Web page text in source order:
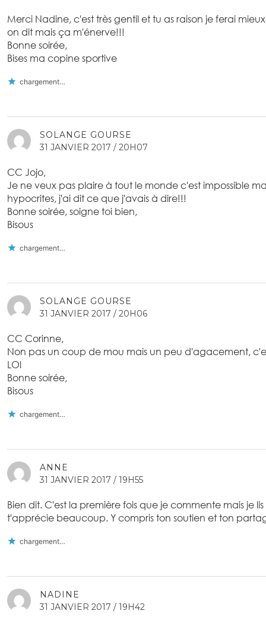
Merci Nadine, c'est très gentil et tu as raison je ferai
on dit mais ça m'énerve!!!
Bonne soirée,
Bises ma copine sportive
chargement…
SOLANGE GOURSE
31 JANVIER 2017 / 20H07
CC Jojo,
Je ne veux pas plaire à tout le monde c'est impossible
hypocrites, j'ai dit ce que j'avais à dire!!!
Bonne soirée, soigne toi bien,
Bisous
chargement…
SOLANGE GOURSE
31 JANVIER 2017 / 20H06
CC Corinne,
Non pas un coup de mou mais un peu d'agacement,
LOl
Bonne soirée,
Bisous
chargement…
ANNE
31 JANVIER 2017 / 19H55
Bien dit. C'est la première fois que je commente mais je lis
t'apprécie beaucoup. Y compris ton soutien et ton
chargement…
NADINE
31 JANVIER 2017 / 19H42